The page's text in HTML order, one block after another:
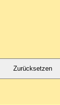
Zurücksetzen